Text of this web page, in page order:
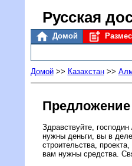
Русская
Домой
Домой>> Казахстан>>
Предложение
Здравствуйте,
нужны деньги, вы в
строительства,
вам нужны средства.